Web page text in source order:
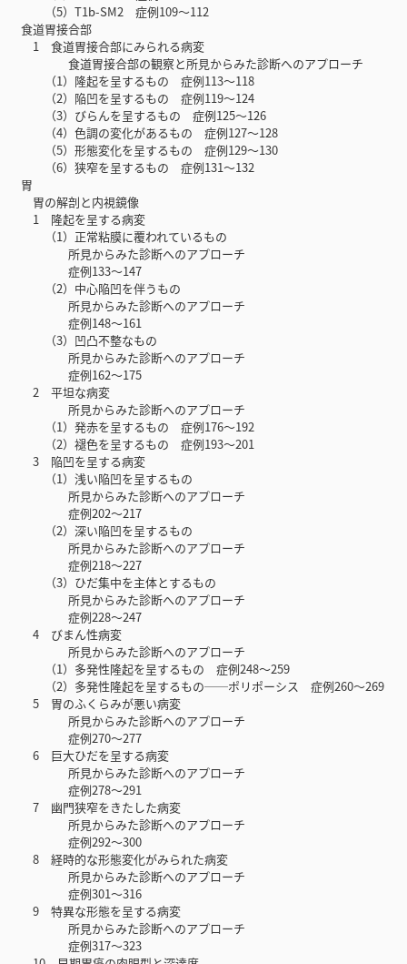
（5）T1b-SM2 症例109～112
食道胃接合部
1 食道胃接合部にみられる病変
食道胃接合部の観察と所見からみた診断へのアプローチ
（1）隆起を呈するもの 症例113～118
（2）陥凹を呈するもの 症例119～124
（3）びらんを呈するもの 症例125～126
（4）色調の変化があるもの 症例127～128
（5）形態変化を呈するもの 症例129～130
（6）狭窄を呈するもの 症例131～132
胃
胃の解剖と内視鏡像
1 隆起を呈する病変
（1）正常粘膜に覆われているもの
所見からみた診断へのアプローチ
症例133～147
（2）中心陥凹を伴うもの
所見からみた診断へのアプローチ
症例148～161
（3）凹凸不整なもの
所見からみた診断へのアプローチ
症例162～175
2 平坦な病変
所見からみた診断へのアプローチ
（1）発赤を呈するもの 症例176～192
（2）褪色を呈するもの 症例193～201
3 陥凹を呈する病変
（1）浅い陥凹を呈するもの
所見からみた診断へのアプローチ
症例202～217
（2）深い陥凹を呈するもの
所見からみた診断へのアプローチ
症例218～227
（3）ひだ集中を主体とするもの
所見からみた診断へのアプローチ
症例228～247
4 びまん性病変
所見からみた診断へのアプローチ
（1）多発性隆起を呈するもの 症例248～259
（2）多発性隆起を呈するもの──ポリポーシス 症例260～269
5 胃のふくらみが悪い病変
所見からみた診断へのアプローチ
症例270～277
6 巨大ひだを呈する病変
所見からみた診断へのアプローチ
症例278～291
7 幽門狭窄をきたした病変
所見からみた診断へのアプローチ
症例292～300
8 経時的な形態変化がみられた病変
所見からみた診断へのアプローチ
症例301～316
9 特異な形態を呈する病変
所見からみた診断へのアプローチ
症例317～323